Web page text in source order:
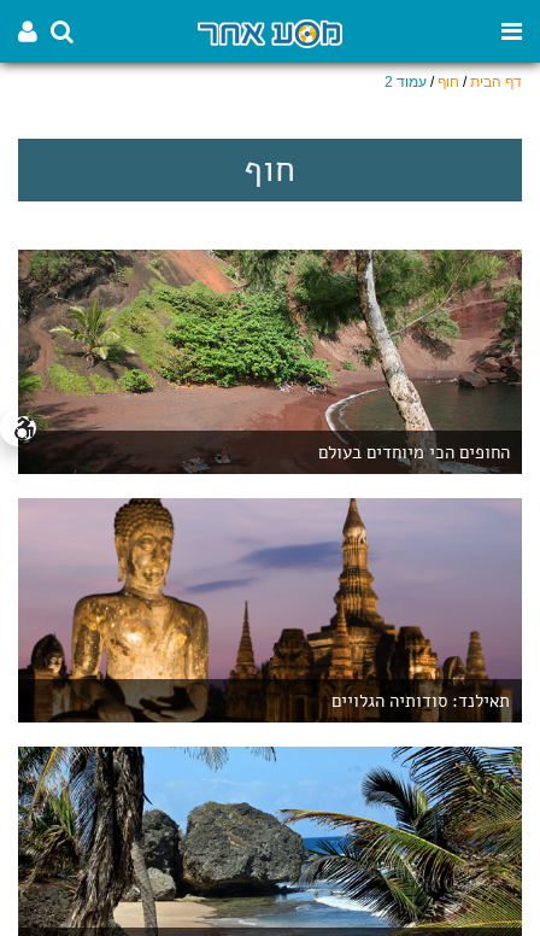
דף הבית/ חוף/ עמוד 2
חוף
החופים הכי מיוחדים בעולם
תאילנד: סודותיה הגלויים